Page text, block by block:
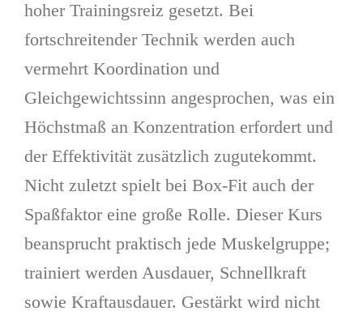
hoher Trainingsreiz gesetzt. Bei
fortschreitender Technik werden auch
vermehrt Koordination und
Gleichgewichtssinn angesprochen, was ein
Höchstmaß an Konzentration erfordert und
der Effektivität zusätzlich zugutekommt.
Nicht zuletzt spielt bei Box-Fit auch der
Spaßfaktor eine große Rolle. Dieser Kurs
beansprucht praktisch jede Muskelgruppe;
trainiert werden Ausdauer, Schnellkraft
sowie Kraftausdauer. Gestärkt wird nicht